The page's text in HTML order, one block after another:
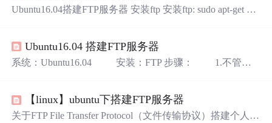
Ubuntu16.04搭建FTP服务器 安装ftp 安装ftp: sudo apt-get up
t权限 打开配置文件： sudo vim /etc/vsftpd.conf 做如下更
改： # Ex...
Ubuntu16.04 搭建FTP服务器
系统：Ubuntu16.04 安装：FTP 步骤： 1.不管有
创建用户目录sudo mkdir /home/uftp
创建用户sudo useradd-d /home...
【linux】ubuntu下搭建FTP服务器
关于FTP File Transfer Protocol（文件传输协议）搭建个人网